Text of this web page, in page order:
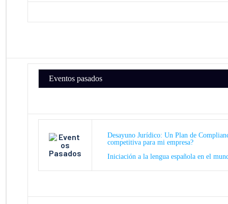
Eventos pasados
Desayuno Jurídico: Un Plan de
competitiva para mi empresa?
Iniciación a la lengua española en el